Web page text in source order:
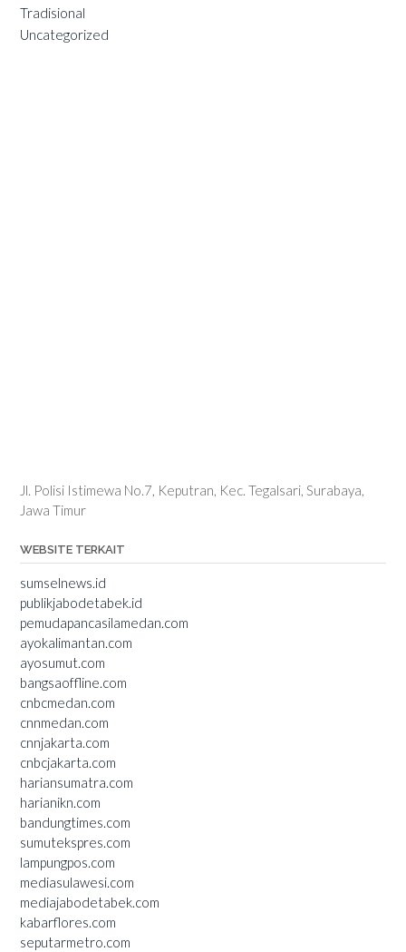
Tradisional
Uncategorized
Jl. Polisi Istimewa No.7, Keputran, Kec. Tegalsari, Surabaya,
Jawa Timur
WEBSITE TERKAIT
sumselnews.id
publikjabodetabek.id
pemudapancasilamedan.com
ayokalimantan.com
ayosumut.com
bangsaoffline.com
cnbcmedan.com
cnnmedan.com
cnnjakarta.com
cnbcjakarta.com
hariansumatra.com
harianikn.com
bandungtimes.com
sumutekspres.com
lampungpos.com
mediasulawesi.com
mediajabodetabek.com
kabarflores.com
seputarmetro.com